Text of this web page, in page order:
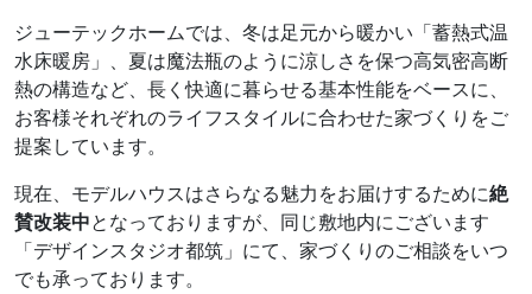
ジューテックホームでは、冬は足元から暖かい「蓄熱式温
水床暖房」、夏は魔法瓶のように涼しさを保つ高気密高断
熱の構造など、長く快適に暮らせる基本性能をベースに、
お客様それぞれのライフスタイルに合わせた家づくりをご
提案しています。
現在、モデルハウスはさらなる魅力をお届けするために絶
賛改装中となっておりますが、同じ敷地内にございます
「デザインスタジオ都筑」にて、家づくりのご相談をいつ
でも承っております。